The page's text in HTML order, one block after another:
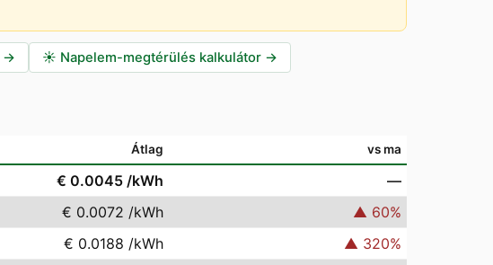
→ ☀️ Napelem-megtérülés kalkulátor →
Átlag vs ma
€ 0.0045 /kWh
—
€ 0.0072 /kWh ▲ 60%
€ 0.0188 /kWh ▲ 320%